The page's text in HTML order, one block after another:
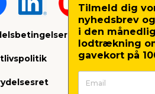
Tilmeld dig
nyhedsbrev
i den
lodtrækning
gavekort på